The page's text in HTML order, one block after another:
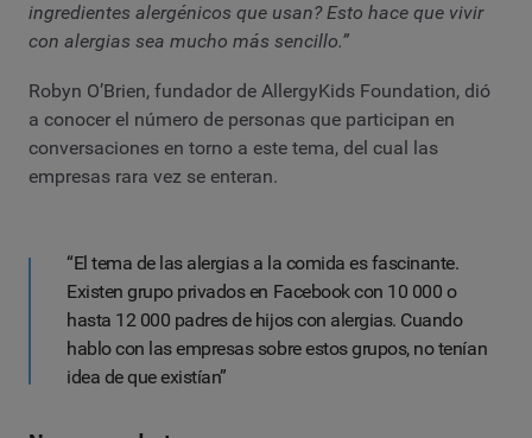
ingredientes alergénicos que usan? Esto hace que vivir
con alergias sea mucho más sencillo.”
Robyn O’Brien, fundador de AllergyKids Foundation, dió
a conocer el número de personas que participan en
conversaciones en torno a este tema, del cual las
empresas rara vez se enteran.
“El tema de las alergias a la comida es fascinante.
Existen grupo privados en Facebook con 10 000 o
hasta 12 000 padres de hijos con alergias. Cuando
hablo con las empresas sobre estos grupos, no tenían
idea de que existían”